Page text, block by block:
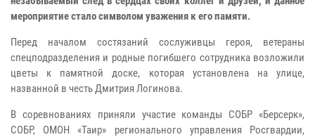
мероприятие стало символом уважения к его памяти.
Перед началом состязаний сослуживцы героя, ветераны
спецподразделения и родные погибшего сотрудника возложили
цветы к памятной доске, которая установлена на улице,
названной в честь Дмитрия Логинова.
В соревнованиях приняли участие команды СОБР «Берсерк»,
СОБР, ОМОН «Таир» регионального управления Росгвардии,